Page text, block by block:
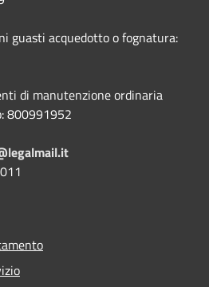
guasti acquedotto o fognatura:
di manutenzione ordinaria
800991952